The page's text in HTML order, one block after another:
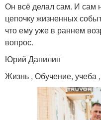
Он всё делал сам. И сам
цепочку жизненных
что ему уже в раннем
вопрос.
Юрий Данилин
Жизнь , Обучение,